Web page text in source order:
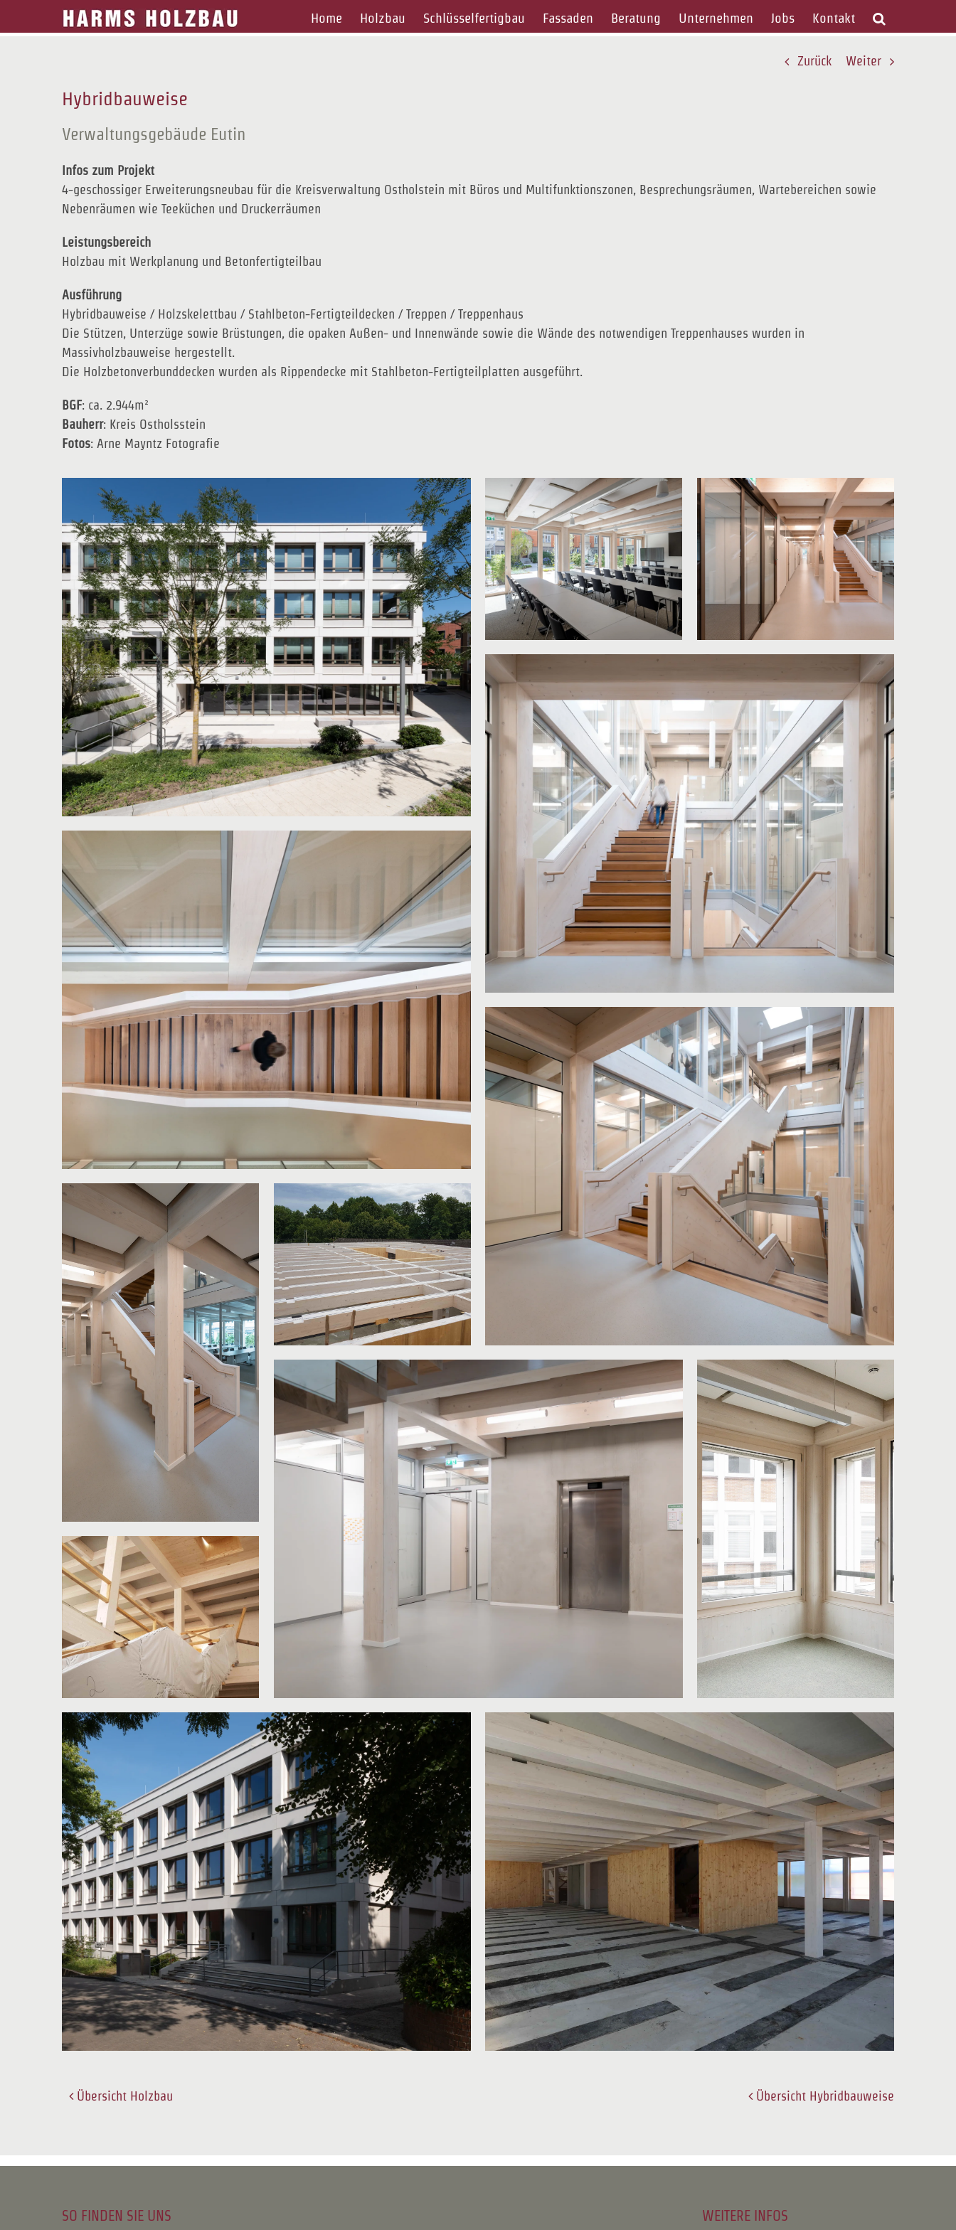
Home Holzbau Schlüsselfertigbau Fassaden Beratung Unternehmen Jobs Kontakt
Zurück Weiter
Hybridbauweise
Verwaltungsgebäude Eutin
Infos zum Projekt
4-geschossiger Erweiterungsneubau für die Kreisverwaltung Ostholstein mit Büros und Multifunktionszonen, Besprechungsräumen, Wartebereichen sowie
Nebenräumen wie Teeküchen und Druckerräumen
Leistungsbereich
Holzbau mit Werkplanung und Betonfertigteilbau
Ausführung
Hybridbauweise / Holzskelettbau / Stahlbeton-Fertigteildecken / Treppen / Treppenhaus
Die Stützen, Unterzüge sowie Brüstungen, die opaken Außen- und Innenwände sowie die Wände des notwendigen Treppenhauses wurden in
Massivholzbauweise hergestellt.
Die Holzbetonverbunddecken wurden als Rippendecke mit Stahlbeton-Fertigteilplatten ausgeführt.
BGF: ca. 2.944m²
Bauherr: Kreis Ostholsstein
Fotos: Arne Mayntz Fotografie
Übersicht Holzbau Übersicht Hybridbauweise
SO FINDEN SIE UNS WEITERE INFOS